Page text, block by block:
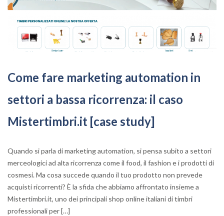
Come fare marketing automation in
settori a bassa ricorrenza: il caso
Mistertimbri.it [case study]
Quando si parla di marketing automation, si pensa subito a settori
merceologici ad alta ricorrenza come il food, il fashion e i prodotti di
cosmesi. Ma cosa succede quando il tuo prodotto non prevede
acquisti ricorrenti? È la sfida che abbiamo affrontato insieme a
Mistertimbri.it, uno dei principali shop online italiani di timbri
professionali per […]